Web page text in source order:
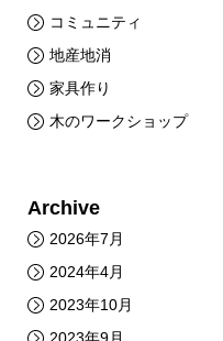
コミュニティ
地産地消
家具作り
木のワークショップ
Archive
2026年7月
2024年4月
2023年10月